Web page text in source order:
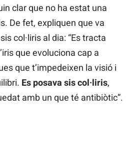
clar que no ha estat una
De fet, expliquen que va
col·liris al dia: “Es tracta
que evoluciona cap a
que t’impedeixen la visió i
Es posava sis col·liris,
amb un que té antibiòtic”.